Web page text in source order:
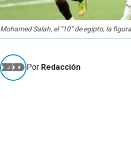
Mohamed Salah, el ”10” de egipto, la
Por Redacción